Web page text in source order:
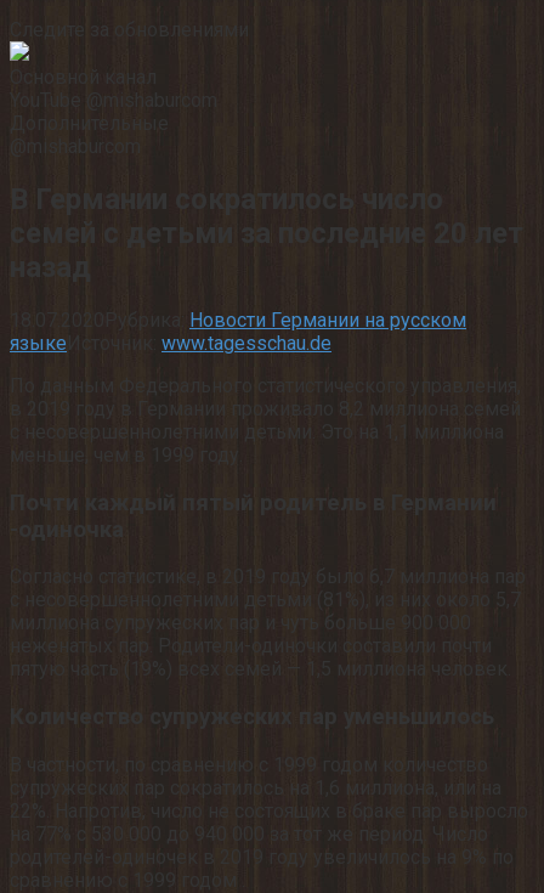
Следите за обновлениями
Основной канал
Дополнительные
В Германии сократилось число
семей с детьми за последние 20 лет
Рубрика:
Новости Германии на русском
языке
www.tagesschau.de
По данным Федерального статистического управления,
в 2019 году в Германии проживало 8,2 миллиона семей
с несовершеннолетними детьми. Это на 1,1 миллиона
-одиночка
Согласно статистике, в 2019 году было 6,7 миллиона пар
с несовершеннолетними детьми (81%), из них около 5,7
миллиона супружеских пар и чуть больше 900 000
неженатых пар. Родители-одиночки составили почти
пятую часть (19%) всех семей — 1,5 миллиона человек.
Количество супружеских пар уменьшилось
В частности, по сравнению с 1999 годом количество
супружеских пар сократилось на 1,6 миллиона, или на
22%. Напротив, число не состоящих в браке пар выросло
на 77% с 530 000 до 940 000 за тот же период. Число
родителей-одиночек в 2019 году увеличилось на 9% по
сравнению с 1999 годом .